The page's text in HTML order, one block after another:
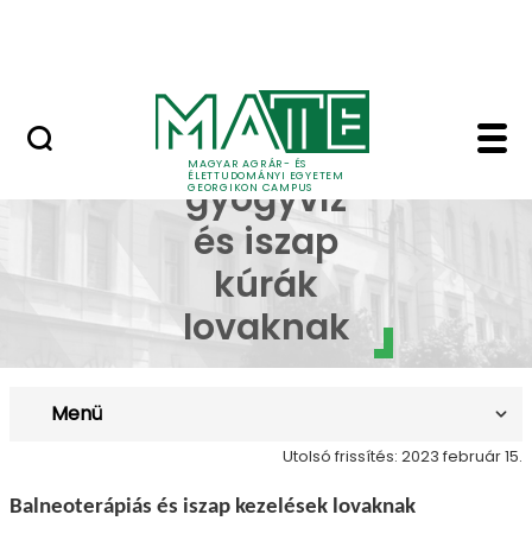
MAGYAR AGRÁR- ÉS
ÉLETTUDOMÁNYI EGYETEM
GEORGIKON CAMPUS
Hévíz gyógyvíz és
Hévíz
gyógyvíz
és iszap
kúrák
lovaknak
Menü
Utolsó frissítés: 2023 február 15.
Balneoterápiás és iszap kezelések lovaknak